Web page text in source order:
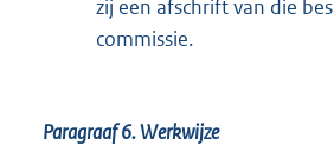
zij een afschrift van die
commissie.
Paragraaf 6.Werkwijze